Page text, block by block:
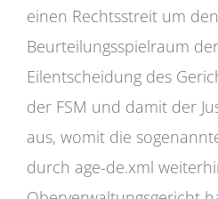
einen Rechtsstreit um den
Beurteilungsspielraum
Eilentscheidung des
der FSM und damit der
aus, womit die
durch age-de.xml